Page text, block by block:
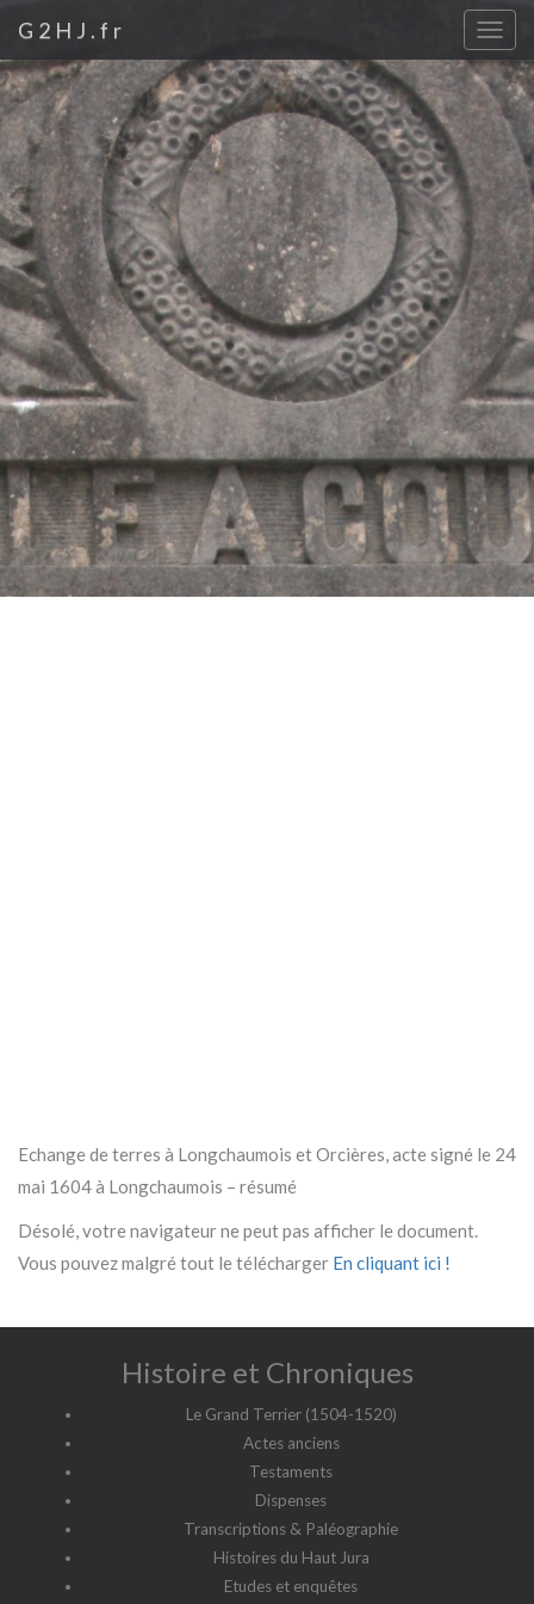
G2HJ.fr
Echange de terres à Longchaumois et Orcières, acte signé le 24
mai 1604 à Longchaumois – résumé
Désolé, votre navigateur ne peut pas afficher le document.
Vous pouvez malgré tout le télécharger En cliquant ici !
Histoire et Chroniques
Le Grand Terrier (1504-1520)
Actes anciens
Testaments
Dispenses
Transcriptions & Paléographie
Histoires du Haut Jura
Etudes et enquêtes